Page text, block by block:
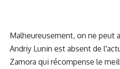
Malheureusement, on ne peut
Andriy Lunin est absent de
Zamora qui récompense le